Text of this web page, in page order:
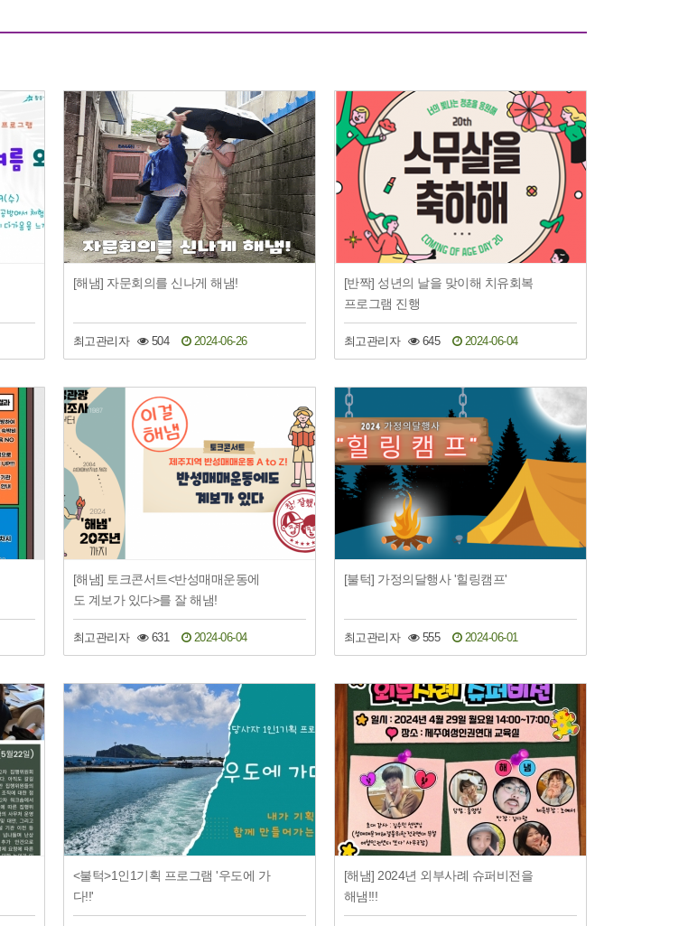
[해냄] 자문회의를 신나게 해냄!
최고관리자 504 2024-06-26
[반짝] 성년의 날을 맞이해 치유회복
프로그램 진행
최고관리자 645 2024-06-04
[해냄] 토크콘서트<반성매매운동에
도 계보가 있다>를 잘 해냄!
최고관리자 631 2024-06-04
[불턱] 가정의달행사 '힐링캠프'
최고관리자 555 2024-06-01
<불턱>1인1기획 프로그램 '우도에 가
다!!'
[해냄] 2024년 외부사례 슈퍼비전을
해냄!!!